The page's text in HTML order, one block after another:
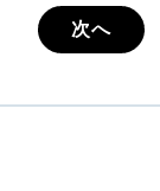
次へ